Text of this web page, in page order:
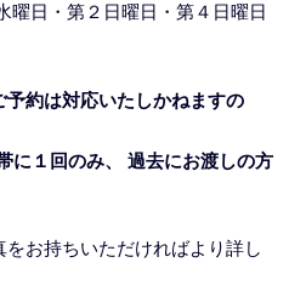
曜日・第２日曜日・第４日曜日
約は対応いたしかねますの
に１回のみ、 過去にお渡しの方
お持ちいただければより詳し